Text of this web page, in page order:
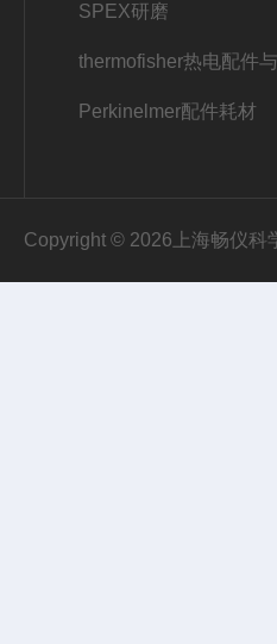
SPEX研磨
thermofisher热电配件
Perkinelmer配件耗材
Copyright © 2026上海畅仪